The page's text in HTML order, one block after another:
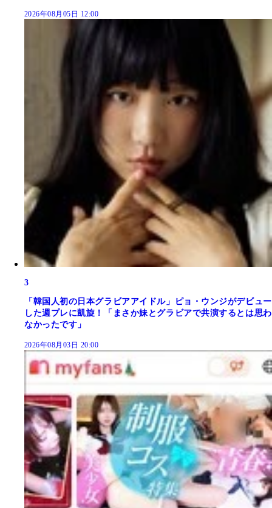
2026年08月05日 12:00
3
「韓国人初の日本グラビアアイドル」ピョ・ウンジがデビュー
した週プレに凱旋！「まさか妹とグラビアで共演するとは思わ
なかったです」
2026年08月03日 20:00